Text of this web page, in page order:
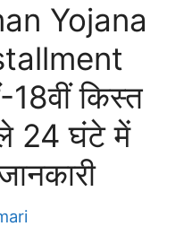
Yojana
किस्त
24 घंटे में